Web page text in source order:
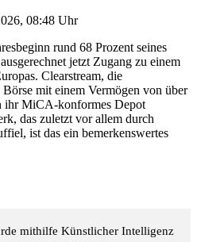
08:48 Uhr
rund 68 Prozent seines
jetzt Zugang zu einem
Clearstream, die
mit einem Vermögen von über
MiCA-konformes Depot
das zuletzt vor allem durch
ist das ein bemerkenswertes
mithilfe Künstlicher Intelligenz